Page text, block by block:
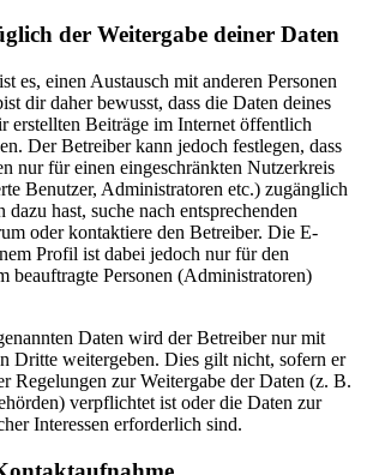
der Weitergabe deiner Daten
es, einen Austausch mit anderen Personen
dir daher bewusst, dass die Daten deines
erstellten Beiträge im Internet öffentlich
Der Betreiber kann jedoch festlegen, dass
nur für einen eingeschränkten Nutzerkreis
Benutzer, Administratoren etc.) zugänglich
hast, suche nach entsprechenden
oder kontaktiere den Betreiber. Die E-
Profil ist dabei jedoch nur für den
beauftragte Personen (Administratoren)
Daten wird der Betreiber nur mit
Dritte weitergeben. Dies gilt nicht, sofern er
Regelungen zur Weitergabe der Daten (z. B.
verpflichtet ist oder die Daten zur
Interessen erforderlich sind.